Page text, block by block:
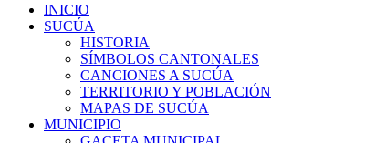
INICIO
SUCÚA
HISTORIA
SÍMBOLOS CANTONALES
CANCIONES A SUCÚA
TERRITORIO Y POBLACIÓN
MAPAS DE SUCÚA
MUNICIPIO